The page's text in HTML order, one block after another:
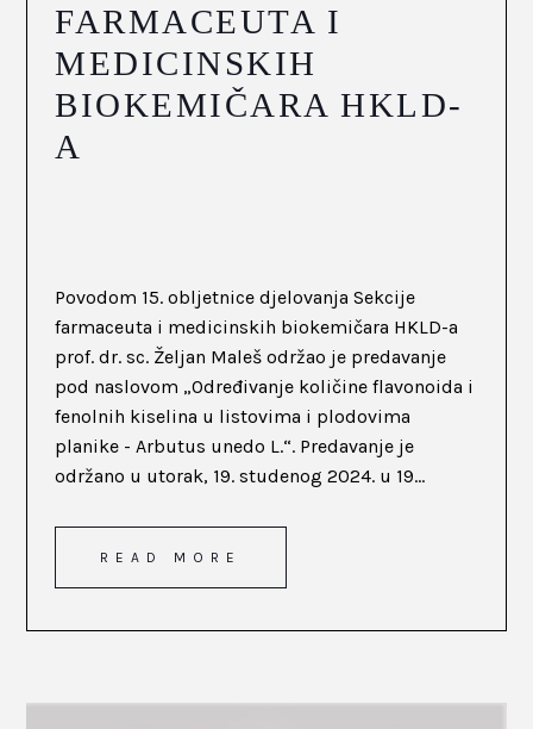
FARMACEUTA I
MEDICINSKIH
BIOKEMIČARA HKLD-
A
Povodom 15. obljetnice djelovanja Sekcije
farmaceuta i medicinskih biokemičara HKLD-a
prof. dr. sc. Željan Maleš održao je predavanje
pod naslovom „Određivanje količine flavonoida i
fenolnih kiselina u listovima i plodovima
planike - Arbutus unedo L.“. Predavanje je
održano u utorak, 19. studenog 2024. u 19...
READ MORE